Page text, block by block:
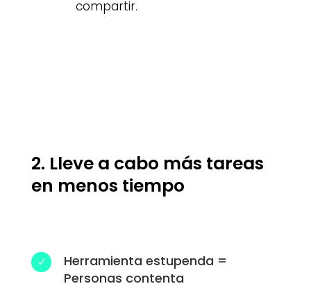
compartir.
2. Lleve a cabo más tareas
en menos tiempo
N
Herramienta estupenda =
Personas contenta